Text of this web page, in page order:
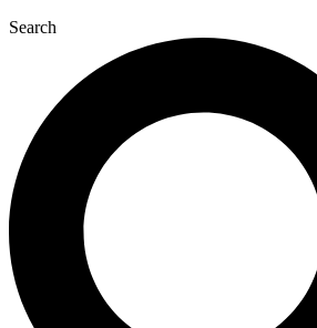
Search